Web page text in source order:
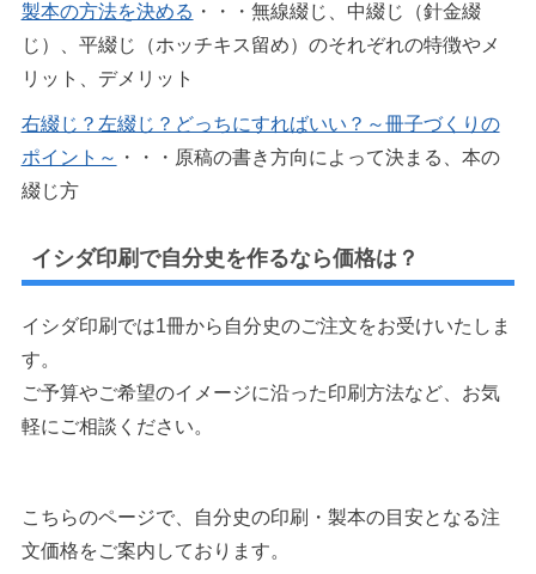
製本の方法を決める ・・・無線綴じ、中綴じ（針金綴
じ）、平綴じ（ホッチキス留め）のそれぞれの特徴やメ
リット、デメリット
右綴じ？左綴じ？どっちにすればいい？～冊子づくりの
ポイント～ ・・・原稿の書き方向によって決まる、本の
綴じ方
イシダ印刷で自分史を作るなら価格は？
イシダ印刷では1冊から自分史のご注文をお受けいたしま
す。
ご予算やご希望のイメージに沿った印刷方法など、お気
軽にご相談ください。
こちらのページで、自分史の印刷・製本の目安となる注
文価格をご案内しております。